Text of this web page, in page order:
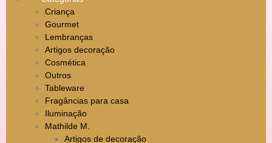
Criança
Gourmet
Lembranças
Artigos decoração
Cosmética
Outros
Tableware
Fragâncias para casa
Iluminação
Mathilde M.
Artigos de decoração